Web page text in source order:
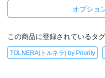
オプショ
この商品に登録されているタグ
TOLNERA(トルネラ) by Priority